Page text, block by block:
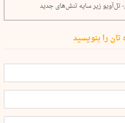
زیر سایه تنش‌های جدید
تان را بنویسید